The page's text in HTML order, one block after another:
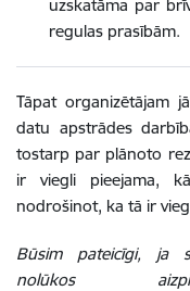
uzskatāma par
regulas prasībām.
Tāpat organizētājam
datu apstrādes
tostarp par plānoto
ir viegli pieejama,
nodrošinot, ka tā ir
Būsim pateicīgi, ja
nolūkos